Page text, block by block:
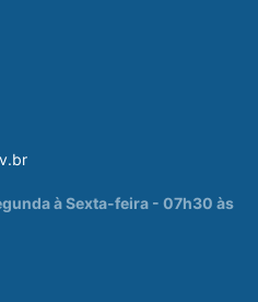
à Sexta-feira - 07h30 às